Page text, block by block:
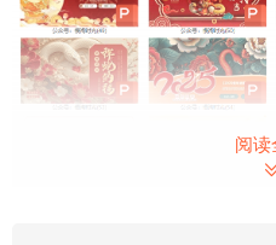
阅读